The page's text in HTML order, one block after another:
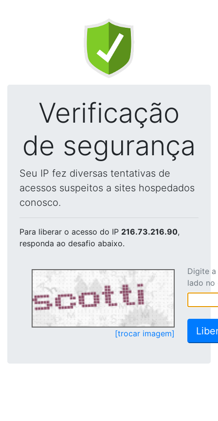
Verificação
de segurança
Seu IP fez diversas tentativas de
acessos suspeitos a sites hospedados
conosco.
Para liberar o acesso do IP 216.73.216.90,
responda ao desafio abaixo.
[trocar imagem]
Digite
lado no